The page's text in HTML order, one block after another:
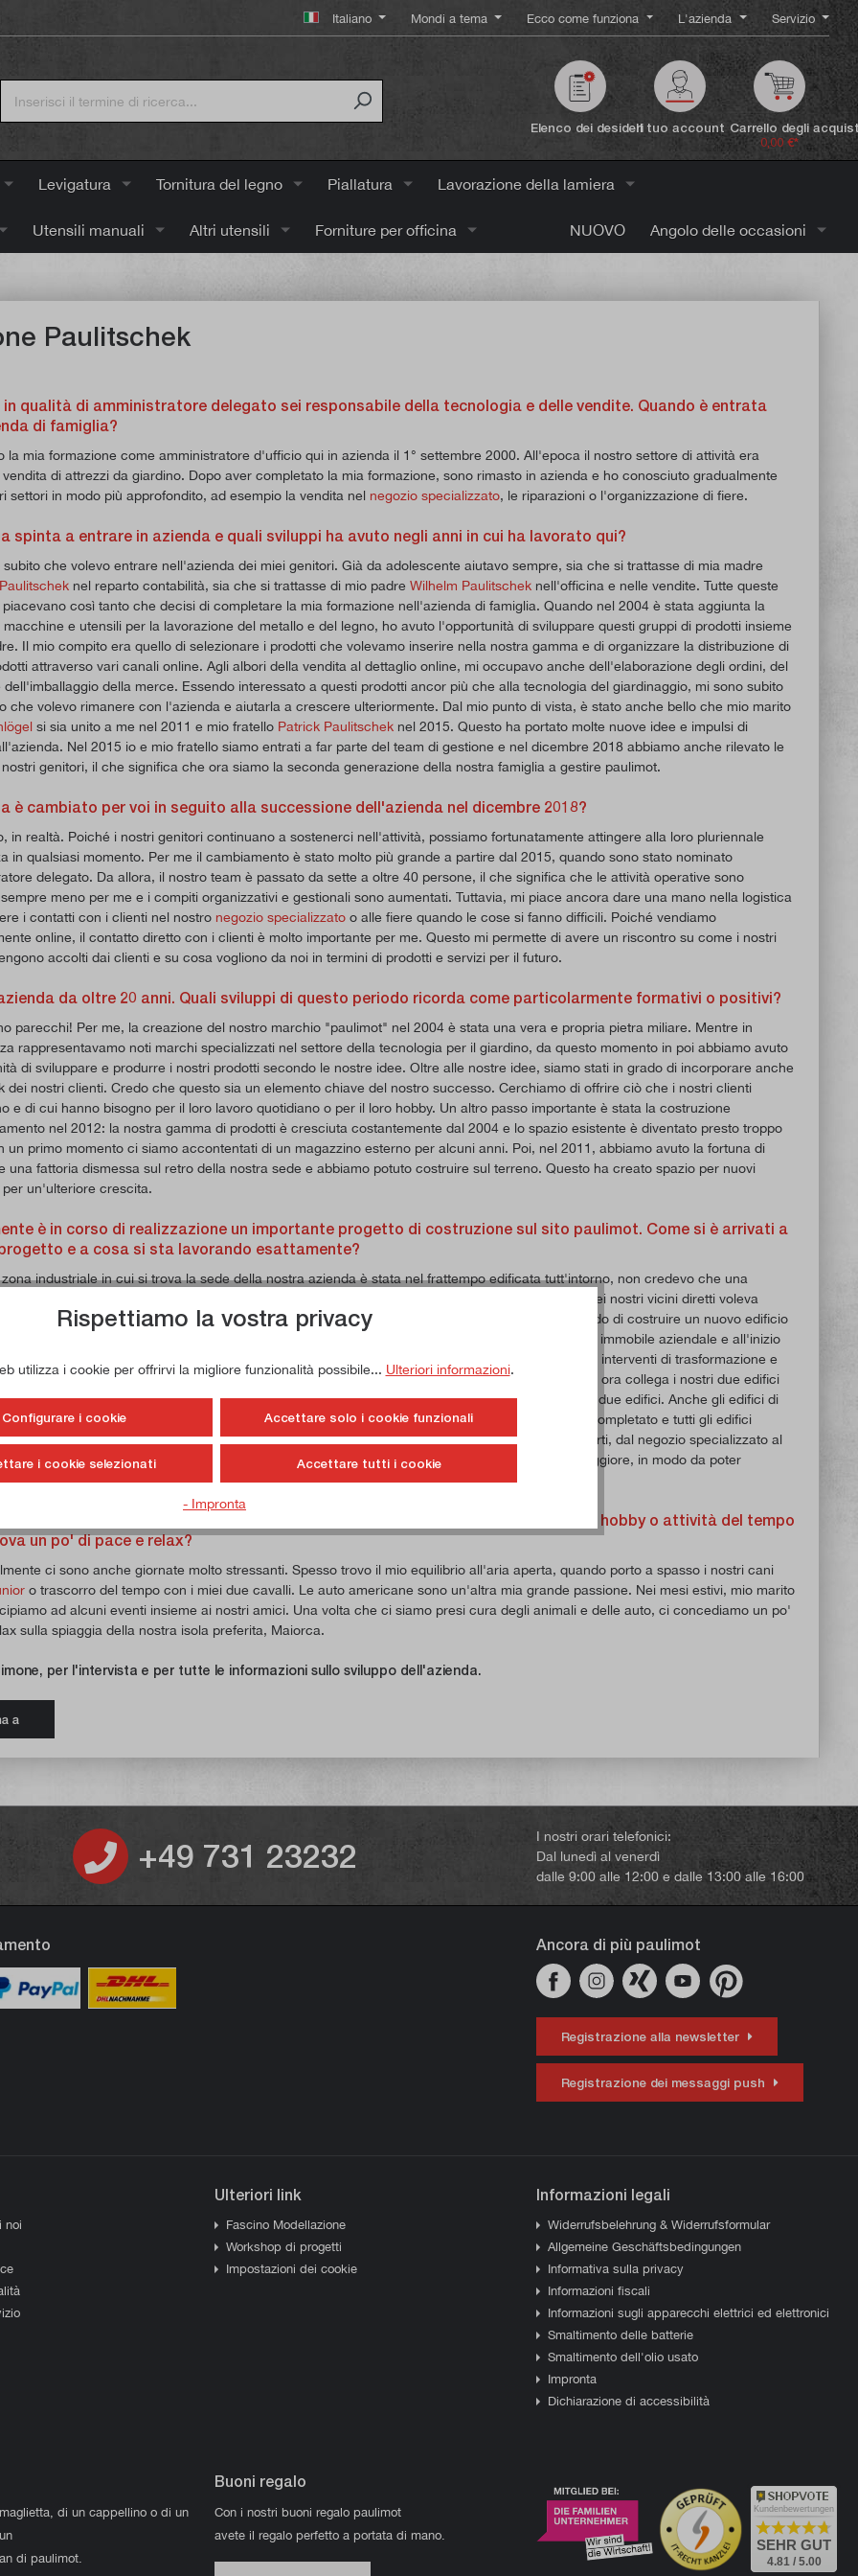
Italiano Mondi a tema Ecco come funziona L'azienda Servizio
Elenco dei desideriIl tuo account Carrello degli
0,00 €*
Levigatura Tornitura del legno Piallatura Lavorazione della lamiera
Utensili manuali Altri utensili Forniture per officina NUOVO Angolo delle occasioni
Paulitschek
in qualità di amministratore delegato sei responsabile della tecnologia e delle vendite. Quando è entrata
di famiglia?
la mia formazione come amministratore d'ufficio qui in azienda il 1° settembre 2000. All'epoca il nostro settore di attività era
di attrezzi da giardino. Dopo aver completato la mia formazione, sono rimasto in azienda e ho conosciuto gradualmente
settori in modo più approfondito, ad esempio la vendita nel negozio specializzato, le riparazioni o l'organizzazione di fiere.
spinta a entrare in azienda e quali sviluppi ha avuto negli anni in cui ha lavorato qui?
subito che volevo entrare nell'azienda dei miei genitori. Già da adolescente aiutavo sempre, sia che si trattasse di mia madre
nel reparto contabilità, sia che si trattasse di mio padre Wilhelm Paulitschek nell'officina e nelle vendite. Tutte queste
così tanto che decisi di completare la mia formazione nell'azienda di famiglia. Quando nel 2004 è stata aggiunta la
macchine e utensili per la lavorazione del metallo e del legno, ho avuto l'opportunità di sviluppare questi gruppi di prodotti insieme
Il mio compito era quello di selezionare i prodotti che volevamo inserire nella nostra gamma e di organizzare la distribuzione di
attraverso vari canali online. Agli albori della vendita al dettaglio online, mi occupavo anche dell'elaborazione degli ordini, del
dell'imballaggio della merce. Essendo interessato a questi prodotti ancor più che alla tecnologia del giardinaggio, mi sono subito
che volevo rimanere con l'azienda e aiutarla a crescere ulteriormente. Dal mio punto di vista, è stato anche bello che mio marito
si sia unito a me nel 2011 e mio fratello Patrick Paulitschek nel 2015. Questo ha portato molte nuove idee e impulsi di
Nel 2015 io e mio fratello siamo entrati a far parte del team di gestione e nel dicembre 2018 abbiamo anche rilevato le
genitori, il che significa che ora siamo la seconda generazione della nostra famiglia a gestire paulimot.
è cambiato per voi in seguito alla successione dell'azienda nel dicembre 2018?
in realtà. Poiché i nostri genitori continuano a sostenerci nell'attività, possiamo fortunatamente attingere alla loro pluriennale
in qualsiasi momento. Per me il cambiamento è stato molto più grande a partire dal 2015, quando sono stato nominato
delegato. Da allora, il nostro team è passato da sette a oltre 40 persone, il che significa che le attività operative sono
meno per me e i compiti organizzativi e gestionali sono aumentati. Tuttavia, mi piace ancora dare una mano nella logistica
i contatti con i clienti nel nostro negozio specializzato o alle fiere quando le cose si fanno difficili. Poiché vendiamo
online, il contatto diretto con i clienti è molto importante per me. Questo mi permette di avere un riscontro su come i nostri
accolti dai clienti e su cosa vogliono da noi in termini di prodotti e servizi per il futuro.
da oltre 20 anni. Quali sviluppi di questo periodo ricorda come particolarmente formativi o positivi?
parecchi! Per me, la creazione del nostro marchio "paulimot" nel 2004 è stata una vera e propria pietra miliare. Mentre in
rappresentavamo noti marchi specializzati nel settore della tecnologia per il giardino, da questo momento in poi abbiamo avuto
di sviluppare e produrre i nostri prodotti secondo le nostre idee. Oltre alle nostre idee, siamo stati in grado di incorporare anche
dei nostri clienti. Credo che questo sia un elemento chiave del nostro successo. Cerchiamo di offrire ciò che i nostri clienti
e di cui hanno bisogno per il loro lavoro quotidiano o per il loro hobby. Un altro passo importante è stata la costruzione
nel 2012: la nostra gamma di prodotti è cresciuta costantemente dal 2004 e lo spazio esistente è diventato presto troppo
un primo momento ci siamo accontentati di un magazzino esterno per alcuni anni. Poi, nel 2011, abbiamo avuto la fortuna di
una fattoria dismessa sul retro della nostra sede e abbiamo potuto costruire sul terreno. Questo ha creato spazio per nuovi
per un'ulteriore crescita.
è in corso di realizzazione un importante progetto di costruzione sul sito paulimot. Come si è arrivati a
e a cosa si sta lavorando esattamente?
industriale in cui si trova la sede della nostra azienda è stata nel frattempo edificata tutt'intorno, non credevo che una
così fortunata come quella del 2011 si sarebbe ripetuta. Nel 2018, tuttavia, è emerso che uno dei nostri vicini diretti voleva
sua sede e il suo edificio, poiché anche la sua azienda era cresciuta notevolmente ed era in grado di costruire un nuovo edificio
grande all'altra estremità della strada. Ci siamo subito accordati per l'acquisto del suo precedente immobile aziendale e all'inizio
ci siamo recati insieme presso lo studio notarile. Negli ultimi mesi abbiamo realizzato diversi piccoli interventi di trasformazione e
dell'edificio acquistato. Nel settembre 2020 è iniziata la costruzione di un nuovo edificio, che ora collega i nostri due edifici
luglio 2020 siamo riusciti ad acquistare dallo stesso vicino un secondo lotto di terreno con altri due edifici. Anche gli edifici di
saranno collegati al nostro complesso edilizio nei prossimi mesi. Quando il nuovo edificio sarà completato e tutti gli edifici
avremo più che raddoppiato lo spazio utilizzabile, portandolo a circa 4.000 m². Tutti i reparti, dal negozio specializzato al
alla logistica, all'officina e all'amministrazione, disporranno di uno spazio significativamente maggiore, in modo da poter
la nostra traiettoria di crescita nei prossimi anni.
di amministratore delegato deve essere a volte piuttosto stressante. In quali hobby o attività del tempo
un po' di pace e relax?
ci sono anche giornate molto stressanti. Spesso trovo il mio equilibrio all'aria aperta, quando porto a spasso i nostri cani
o trascorro del tempo con i miei due cavalli. Le auto americane sono un'altra mia grande passione. Nei mesi estivi, mio marito
ad alcuni eventi insieme ai nostri amici. Una volta che ci siamo presi cura degli animali e delle auto, ci concediamo un po'
sulla spiaggia della nostra isola preferita, Maiorca.
per l'intervista e per tutte le informazioni sullo sviluppo dell'azienda.
a
+49 731 23232
I nostri orari telefonici:
Dal lunedì al venerdì
dalle 9:00 alle 12:00 e dalle 13:00 alle 16:00
Ancora di più paulimot
Registrazione alla newsletter
Registrazione dei messaggi push
noi
Ulteriori link
Fascino Modellazione
Workshop di progetti
Impostazioni dei cookie
Informazioni legali
Widerrufsbelehrung & Widerrufsformular
Allgemeine Geschäftsbedingungen
Informativa sulla privacy
Informazioni fiscali
Informazioni sugli apparecchi elettrici ed elettronici
Smaltimento delle batterie
Smaltimento dell'olio usato
Impronta
Dichiarazione di accessibilità
di un cappellino o di un
di paulimot.
Buoni regalo
Con i nostri buoni regalo paulimot
avete il regalo perfetto a portata di mano.
Kundenbewertungen
SEHR GUT
4.81 / 5.00
Rispettiamo la vostra privacy
utilizza i cookie per offrirvi la migliore funzionalità possibile... Ulteriori informazioni.
Configurare i cookie Accettare solo i cookie funzionali
i cookie selezionati Accettare tutti i cookie
- Impronta